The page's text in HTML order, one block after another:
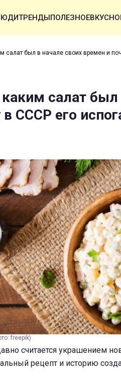
ТРЕНДЫПОЛЕЗНОЕВКУСНО
салат был в начале своих времен и
салат был
СССР его
freepik)
считается украшением
рецепт и историю